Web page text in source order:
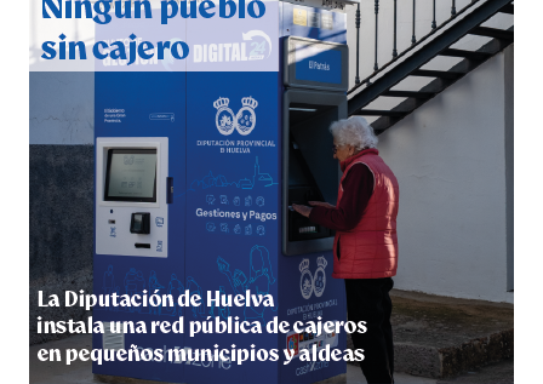
hace 6 días·Huelvatv
5º DÍA DE LAS FIESTAS COLOMBINAS 2026
hace 6 días·Huelvatv